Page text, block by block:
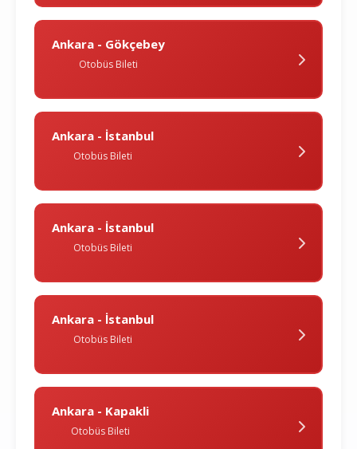
Ankara - Gökçebey
Otobüs Bileti
Ankara - İstanbul
Otobüs Bileti
Ankara - İstanbul
Otobüs Bileti
Ankara - İstanbul
Otobüs Bileti
Ankara - Kapakli
Otobüs Bileti